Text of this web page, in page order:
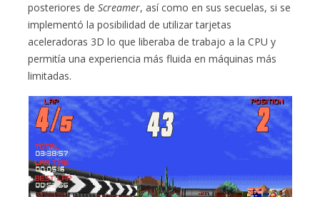
posteriores deScreamer, así como en sus secuelas, si se
implementó la posibilidad de utilizar tarjetas
aceleradoras 3D lo que liberaba de trabajo a la CPU y
permitía una experiencia más fluida en máquinas más
limitadas.